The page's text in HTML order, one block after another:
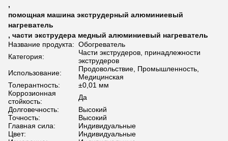
,
помощная машина экструдерный алюминиевый
нагреватель
, части экструдера медный алюминиевый нагреватель
Название продукта: Обогреватель
Категория:
Части экструдеров, принадлежности
экструдеров
Использование:
Продовольствие, Промышленность,
Медицинская
Толерантность:
±0,01 мм
Коррозионная
стойкость:
Да
Долговечность:
Высокий
Точность:
Высокий
Главная сила:
Индивидуальные
Цвет:
Индивидуальные